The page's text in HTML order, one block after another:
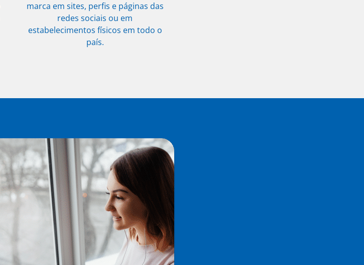
marca em sites, perfis e páginas das
redes sociais ou em
estabelecimentos físicos em todo o
país.